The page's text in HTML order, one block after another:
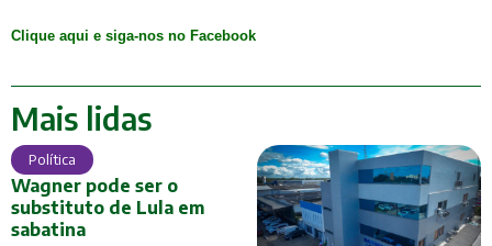
Clique aqui e siga-nos no Facebook
Mais lidas
Política
Wagner pode ser o
substituto de Lula em
sabatina